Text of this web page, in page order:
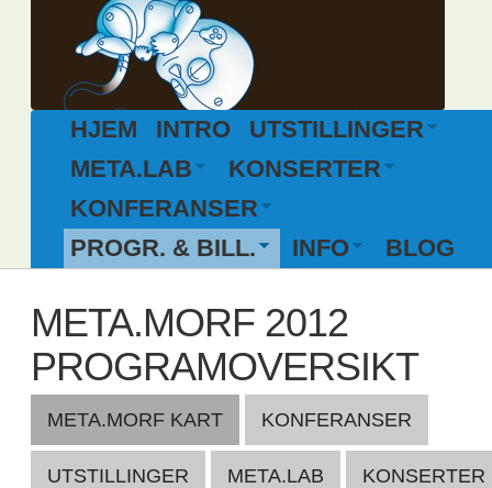
HJEM INTRO
UTSTILLINGER
META.LAB
KONSERTER
KONFERANSER
PROGR. & BILL.
INFO BLOG
META.MORF 2012
PROGRAMOVERSIKT
META.MORF KART KONFERANSER
UTSTILLINGER META.LAB KONSERTER